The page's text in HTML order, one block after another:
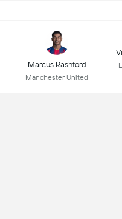
Marcus Rashford
Manchester United